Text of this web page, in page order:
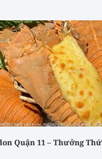
Quận 11 – Thưởng